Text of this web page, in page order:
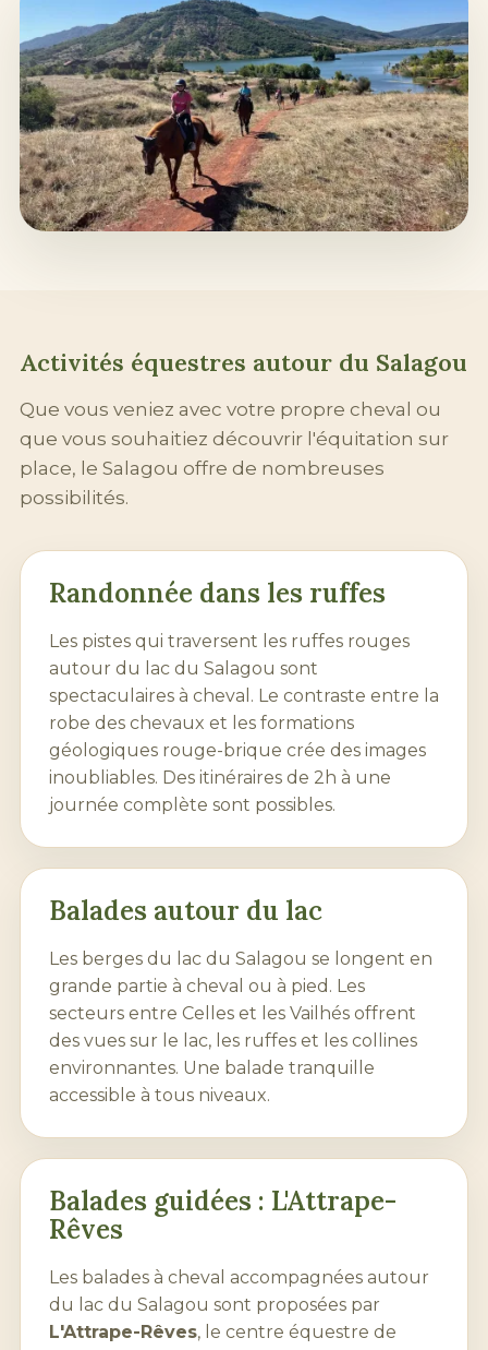
Activités équestres autour du Salagou
Que vous veniez avec votre propre cheval ou
que vous souhaitiez découvrir l'équitation sur
place, le Salagou offre de nombreuses
possibilités.
Randonnée dans les ruffes
Les pistes qui traversent les ruffes rouges
autour du lac du Salagou sont
spectaculaires à cheval. Le contraste entre la
robe des chevaux et les formations
géologiques rouge-brique crée des images
inoubliables. Des itinéraires de 2h à une
journée complète sont possibles.
Balades autour du lac
Les berges du lac du Salagou se longent en
grande partie à cheval ou à pied. Les
secteurs entre Celles et les Vailhés offrent
des vues sur le lac, les ruffes et les collines
environnantes. Une balade tranquille
accessible à tous niveaux.
Balades guidées : L'Attrape-
Rêves
Les balades à cheval accompagnées autour
du lac du Salagou sont proposées par
L'Attrape-Rêves, le centre équestre de